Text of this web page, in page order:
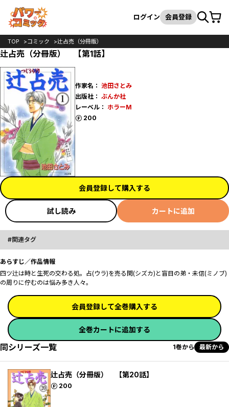
検索
ログイン 会員登録カート
TOP コミック 辻占売（分冊版）
辻占売（分冊版） 【第1話】
作家名： 池田さとみ
出版社： ぶんか社
レーベル： ホラーM
200
ポイント
会員登録して購入する
試し読み カートに追加
関連タグ
あらすじ／作品情報
四ツ辻は時と生死の交わる処。占(ウラ)を売る閑(シズカ)と盲目の弟・未信(ミノブ)
の周りに佇むのは―――悩み多き人々。
会員登録して全巻購入する
全巻カートに追加する
同シリーズ一覧 1巻から 最新から
辻占売（分冊版） 【第20話】
200
ポイント